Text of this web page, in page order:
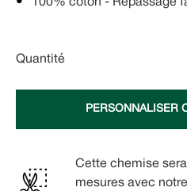
100% coton - Repassage
Quantité
PERSONNALISER
Cette chemise
mesures avec